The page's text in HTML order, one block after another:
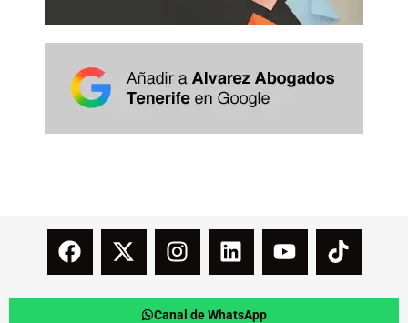
Canal de WhatsApp